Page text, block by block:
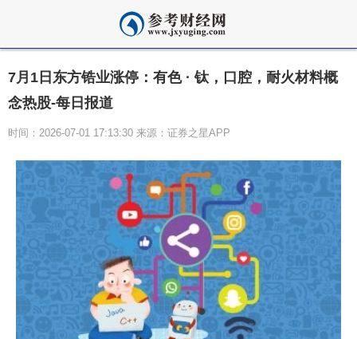
7月1日东方锆业涨停：有色 · 钛，口腔，耐火材料概
念热股-每日报道
时间：2026-07-01 17:13:30 来源：证券之星APP